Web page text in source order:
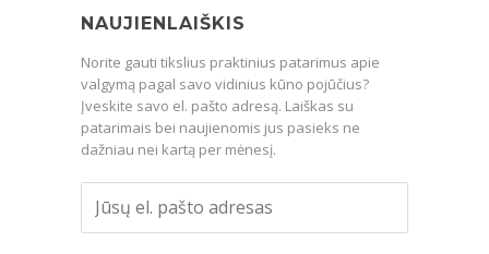
NAUJIENLAIŠKIS
Norite gauti tikslius praktinius patarimus apie
valgymą pagal savo vidinius kūno pojūčius?
Įveskite savo el. pašto adresą. Laiškas su
patarimais bei naujienomis jus pasieks ne
dažniau nei kartą per mėnesį.